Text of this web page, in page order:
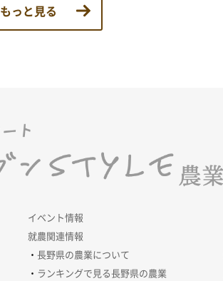
もっと見る
イベント情報
就農関連情報
長野県の農業について
ランキングで見る長野県の農業